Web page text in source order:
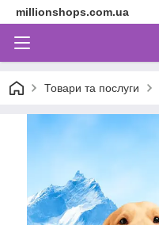
millionshops.com.ua
Товари та послуги